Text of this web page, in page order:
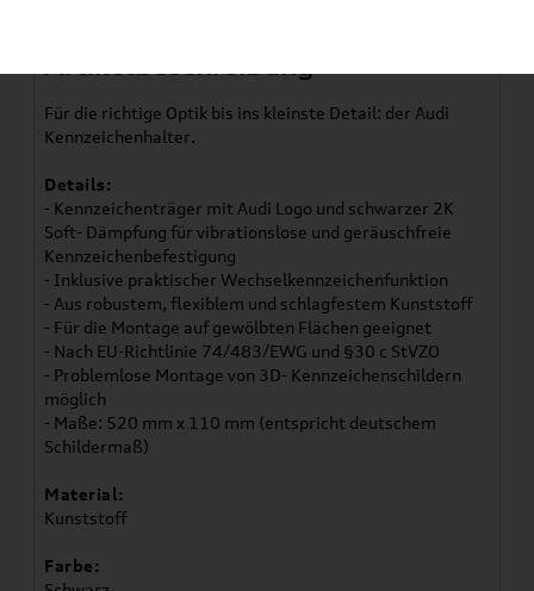
Für die richtige Optik bis ins kleinste Detail: der Audi
Kennzeichenhalter.
Details:
- Kennzeichenträger mit Audi Logo und schwarzer 2K
Soft- Dämpfung für vibrationslose und geräuschfreie
Kennzeichenbefestigung
- Inklusive praktischer Wechselkennzeichenfunktion
- Aus robustem, flexiblem und schlagfestem Kunststoff
- Für die Montage auf gewölbten Flächen geeignet
- Nach EU-Richtlinie 74/483/EWG und §30 c StVZO
- Problemlose Montage von 3D- Kennzeichenschildern
möglich
- Maße: 520 mm x 110 mm (entspricht deutschem
Schildermaß)
Material:
Kunststoff
Farbe: